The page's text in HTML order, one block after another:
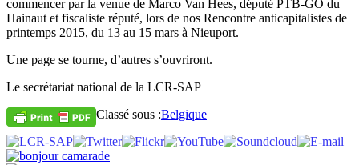
commencer par la venue de Marco Van Hees, député PTB-GO du
Hainaut et fiscaliste réputé, lors de nos Rencontre anticapitalistes de
printemps 2015, du 13 au 15 mars à Nieuport.
Une page se tourne, d’autres s’ouvriront.
Le secrétariat national de la LCR-SAP
Classé sous :Belgique